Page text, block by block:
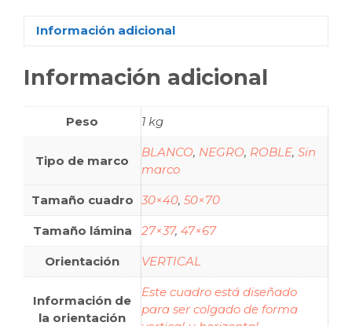
Información adicional
Información adicional
Peso 1 kg
Tipo de marco
BLANCO, NEGRO, ROBLE, Sin
marco
Tamaño cuadro 30×40, 50×70
Tamaño lámina 27×37, 47×67
Orientación VERTICAL
Información de
la orientación
Este cuadro está diseñado
para ser colgado de forma